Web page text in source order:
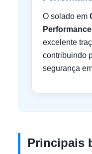
O solado em
excelente
contribuindo
segurança
Principais